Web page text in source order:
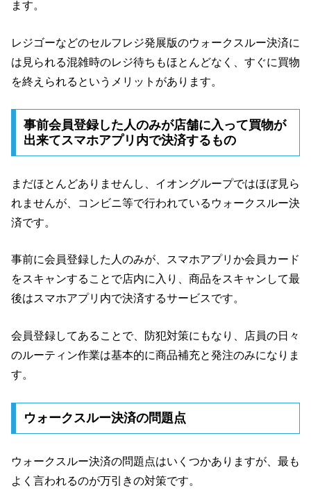
ます。
レジゴーなどのセルフレジ発展版のウォークスルー決済に
は見られる混雑時のレジ待ちもほとんどなく、すぐに買物
を終えられるというメリットがあります。
事前会員登録した人のみが店舗に入って買物が
出来てスマホアプリ内で決済するもの
まだほとんどありませんし、イオングループではほぼ見ら
れませんが、コンビニ等で行われているウォークスルー決
済です。
事前に会員登録した人のみが、スマホアプリか会員カード
をスキャンすることで店内に入り、商品をスキャンして最
後はスマホアプリ内で決済するサービスです。
会員登録してあることで、防犯対策にもなり、店員の日々
のルーティン作業は基本的に商品補充と発注のみになりま
す。
ウォークスルー決済の問題点
ウォークスルー決済の問題点はいくつかありますが、最も
よく言われるのが万引きの対策です。